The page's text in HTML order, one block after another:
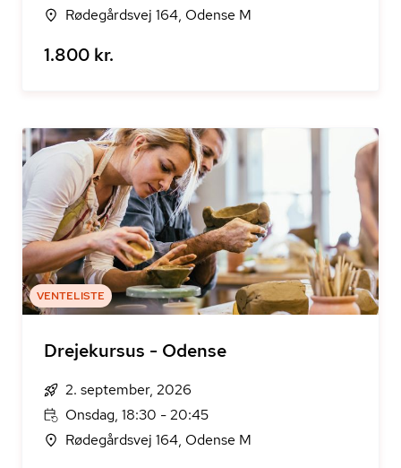
Rødegårdsvej 164, Odense M
1.800 kr.
VENTELISTE
Drejekursus - Odense
2. september, 2026
Onsdag, 18:30 - 20:45
Rødegårdsvej 164, Odense M